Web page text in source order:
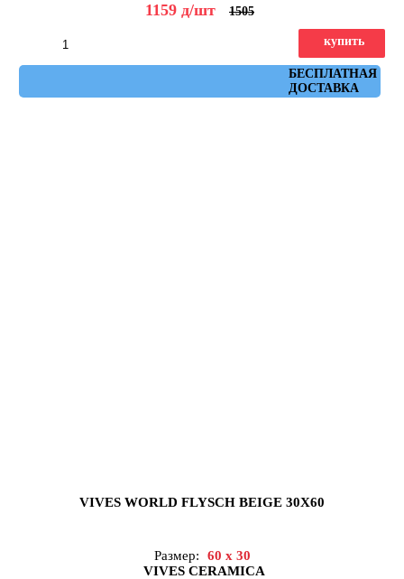
1159 д/шт 1505
БЕСПЛАТНАЯ
ДОСТАВКА
купить
VIVES WORLD FLYSCH BEIGE 30X60
Размер:
60 x 30
VIVES CERAMICA